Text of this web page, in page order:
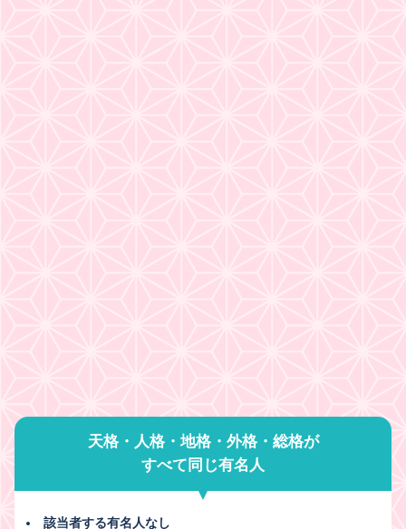
天格・人格・地格・外格・総格が
すべて同じ有名人
該当者する有名人なし